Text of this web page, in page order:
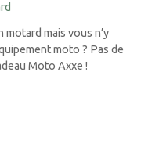
mais vous n’y
moto ? Pas de
Moto Axxe !